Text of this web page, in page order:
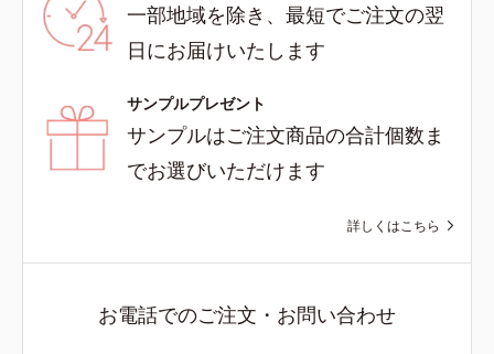
一部地域を除き、最短でご注文の翌
日にお届けいたします
サンプルプレゼント
サンプルはご注文商品の合計個数ま
でお選びいただけます
詳しくはこちら
お電話でのご注文・お問い合わせ